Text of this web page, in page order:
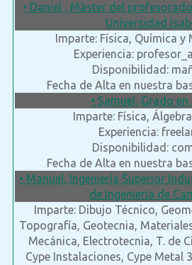
• Daniel , Máster del
Universidad
Imparte: Física, Química y
Experiencia:
Disponibilidad:
Fecha de Alta en nuestra
• Samuel, Grado en
Imparte: Física,
Experiencia:
Disponibilidad:
Fecha de Alta en nuestra
• Manuel, Ingeniería Superior
de Ingeniería de
Imparte: Dibujo Técnico,
Topografía, Geotecnia,
Mecánica, Electrotecnia, T. de
Cype Instalaciones, Cype Metal